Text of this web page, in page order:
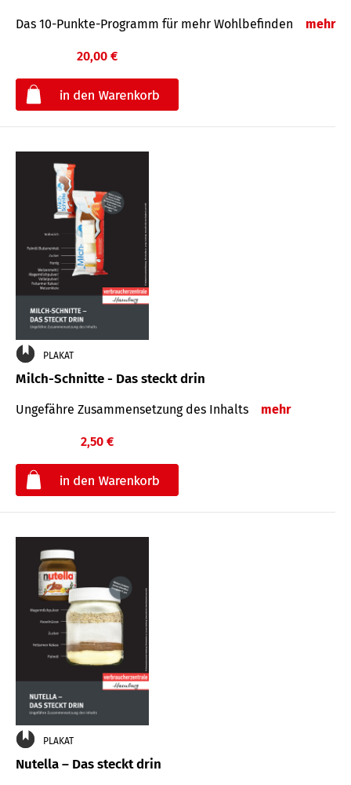
Das 10-Punkte-Programm für mehr Wohlbefinden mehr
20,00 €
PLAKAT
Milch-Schnitte - Das steckt drin
Ungefähre Zu­sammen­setzung des Inhalts mehr
2,50 €
PLAKAT
Nutella – Das steckt drin